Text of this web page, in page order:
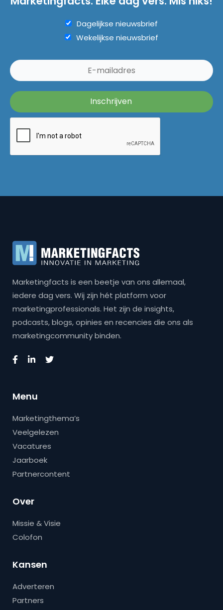
Dagelijkse nieuwsbrief
Wekelijkse nieuwsbrief
Marketingfacts is een beetje van ons allemaal,
iedere dag vers. Wij zijn hét platform voor
marketingprofessionals. Het zijn de insights,
podcasts, blogs, opinies en recencies die ons als
marketingcommunity binden.
Menu
Marketingthema’s
Veelgelezen
Vacatures
Jaarboek
Partnercontent
Over
Missie & Visie
Colofon
Kansen
Adverteren
Partners